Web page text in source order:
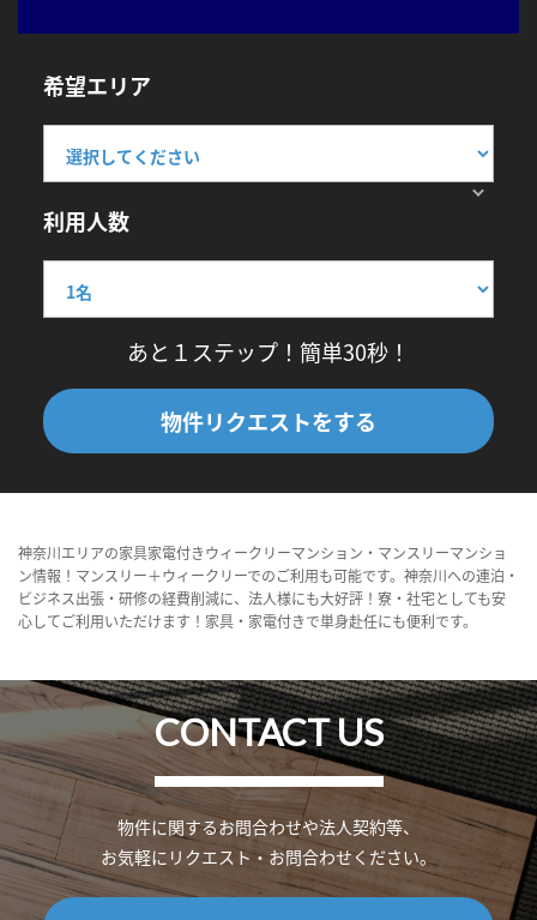
希望エリア
利用人数
あと１ステップ！簡単30秒！
物件リクエストをする
神奈川エリアの家具家電付きウィークリーマンション・マンスリーマンショ
ン情報！マンスリー＋ウィークリーでのご利用も可能です。神奈川への連泊・
ビジネス出張・研修の経費削減に、法人様にも大好評！寮・社宅としても安
心してご利用いただけます！家具・家電付きで単身赴任にも便利です。
CONTACT US
物件に関するお問合わせや法人契約等、
お気軽にリクエスト・お問合わせください。